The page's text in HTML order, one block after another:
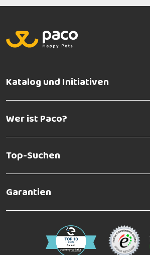
Katalog und Initiativen
Wer ist Paco?
Top-Suchen
Garantien